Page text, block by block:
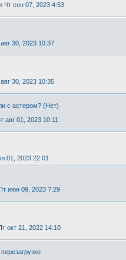
Чт сен 07, 2023 4:53
30, 2023 10:37
30, 2023 10:35
с астером? (Нет)
авг 01, 2023 10:11
01, 2023 22:01
июн 09, 2023 7:29
окт 21, 2022 14:10